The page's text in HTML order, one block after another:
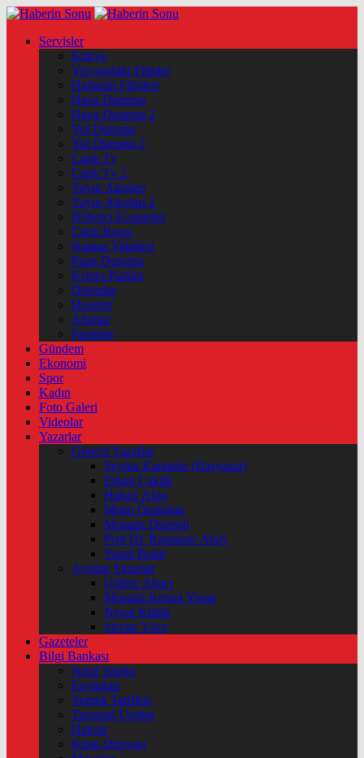
Servisler
Künye
Vizyondaki Filmler
Haftanin Filmleri
Hava Durumu
Hava Durumu 2
Yol Durumu
Yol Durumu 2
Canlı Tv
Canlı Tv 2
Yayın Akışları
Yayın Akışları 2
Nöbetçi Eczaneler
Canlı Borsa
Namaz Vakitleri
Puan Durumu
Kripto Paralar
Dövizler
Hisseler
Altınlar
Pariteler
Gündem
Ekonomi
Spor
Kadın
Foto Galeri
Videolar
Yazarlar
Güncel Yazarlar
Şeyma Karateke (Başyazar)
Erkan Çakıllı
Hakan Akın
Metin Özdoğan
Mustafa Düzenli
Prof Dr. Ramazan Abay
Yusuf Bolat
Ayrılan Yazarlar
Gülten Abacı
Mustafa Kemal Yonat
Neval Kütük
Şirvan Yüce
Gazeteler
Bilgi Bankası
Nasıl Yapılır
Faydaları
Yemek Tarifleri
Tarımsal Üretim
Hukuk
Kitap Dünyası